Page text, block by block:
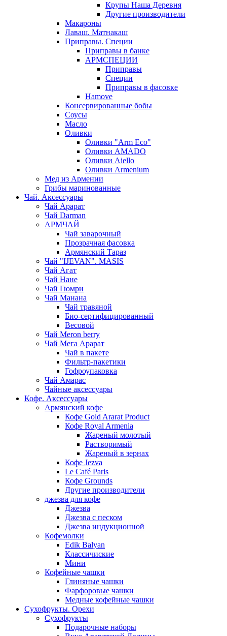
Крупы Наша Деревня
Другие производители
Макароны
Лаваш. Матнакаш
Приправы. Специи
Приправы в банке
АРМСПЕЦИИ
Приправы
Специи
Приправы в фасовке
Hamove
Консервированные бобы
Соусы
Масло
Оливки
Оливки "Arm Eco"
Оливки AMADO
Оливки Aiello
Оливки Armenium
Мед из Армении
Грибы маринованные
Чай. Аксессуары
Чай Арарат
Чай Darman
АРМЧАЙ
Чай заварочный
Прозрачная фасовка
Армянский Тараз
Чай "IJEVAN". MASIS
Чай Агат
Чай Нане
Чай Гюмри
Чай Манана
Чай травяной
Био-сертифицированный
Весовой
Чай Meron berry
Чай Мега Арарат
Чай в пакете
Фильтр-пакетики
Гофроупаковка
Чай Амарас
Чайные аксессуары
Кофе. Аксессуары
Армянский кофе
Кофе Gold Ararat Product
Кофе Royal Armenia
Жареный молотый
Растворимый
Жареный в зернах
Кофе Jezva
Le Café Paris
Кофе Grounds
Другие производители
джезва для кофе
Джезва
Джезва с песком
Джезва индукционной
Кофемолки
Edik Balyan
Классичиские
Мини
Кофейные чашки
Глиняные чашки
Фарфоровые чашки
Медные кофейные чашки
Сухофрукты. Орехи
Сухофрукты
Подарочные наборы